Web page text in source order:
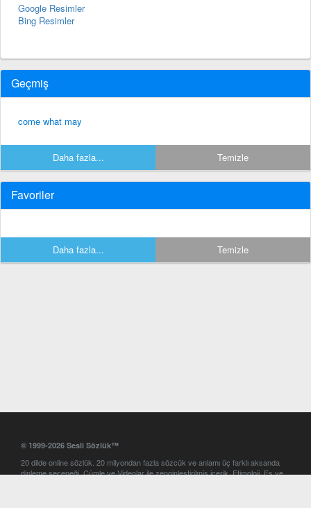
Google Resimler
Bing Resimler
Geçmiş
come what may
Daha fazla... Temizle
Favoriler
Daha fazla... Temizle
© 1999-2026 Sesli Sözlük™
20 dilde online sözlük. 20 milyondan fazla sözcük ve anlamı üç farklı aksanda
dinleme seçeneği. Cümle ve Videolar ile zenginleştirilmiş içerik. Etimoloji, Eş ve